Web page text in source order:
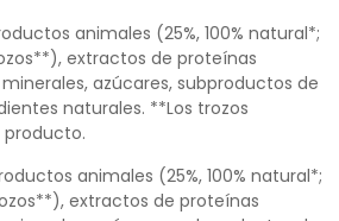
animales (25%, 100% natural*;
extractos de proteínas
azúcares, subproductos de
naturales. **Los trozos
animales (25%, 100% natural*;
extractos de proteínas